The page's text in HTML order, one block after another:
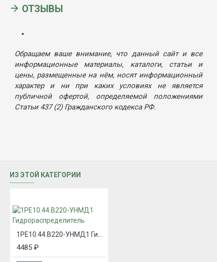
ОТЗЫВЫ
Обращаем ваше внимание, что данный сайт и все
информационные материалы, каталоги, статьи и
цены, размещенные на нём, носят информационный
характер и ни при каких условиях не является
публичной офертой, определяемой положениями
Статьи 437 (2) Гражданского кодекса РФ.
ИЗ ЭТОЙ КАТЕГОРИИ
4485 ₽